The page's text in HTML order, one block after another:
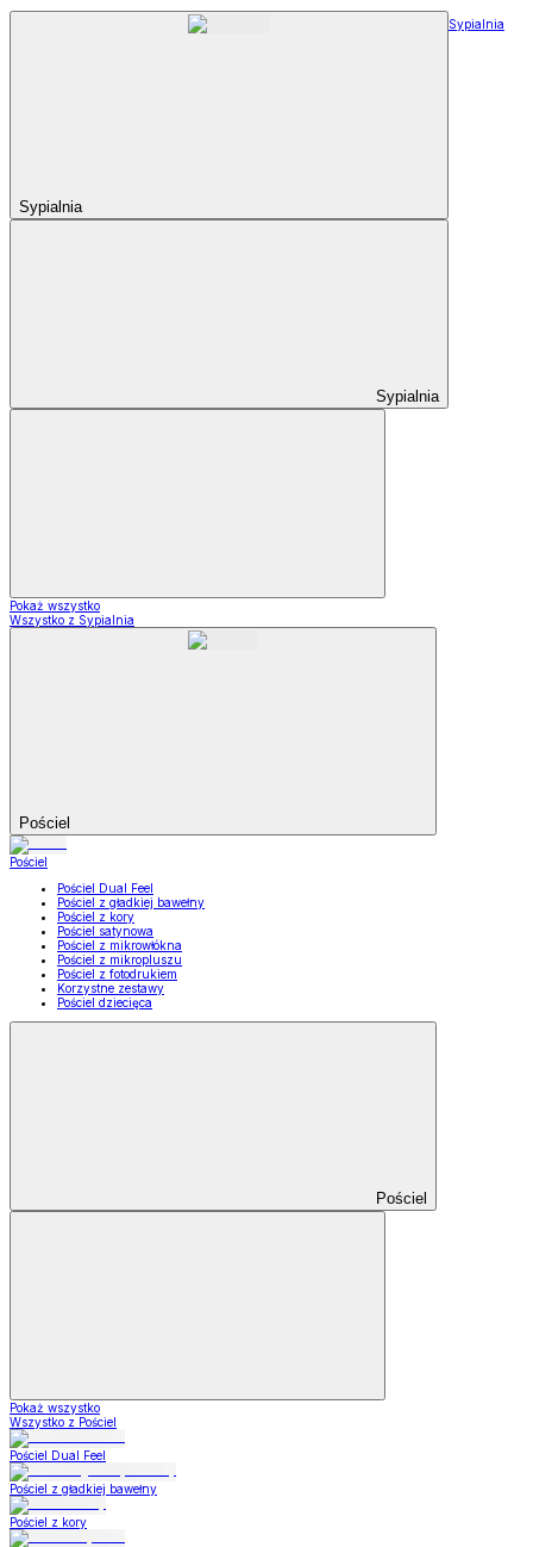
Sypialnia
Sypialnia
Sypialnia
Pokaż wszystko
Wszystko z Sypialnia
Pościel
Pościel
Pościel Dual Feel
Pościel z gładkiej bawełny
Pościel z kory
Pościel satynowa
Pościel z mikrowłókna
Pościel z mikropluszu
Pościel z fotodrukiem
Korzystne zestawy
Pościel dziecięca
Pościel
Pokaż wszystko
Wszystko z Pościel
Pościel Dual Feel
Pościel z gładkiej bawełny
Pościel z kory